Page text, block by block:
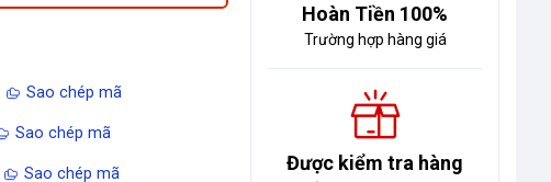
Sao chép mã
Sao chép mã
Sao chép mã
Hoàn Tiền 100%
Trường hợp hàng giá
Được kiểm tra hàng